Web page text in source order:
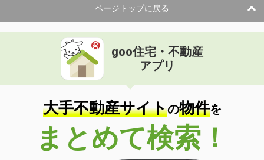
ページトップに戻る
goo住宅・不動産
アプリ
大手不動産サイトの物件を
まとめて検索！